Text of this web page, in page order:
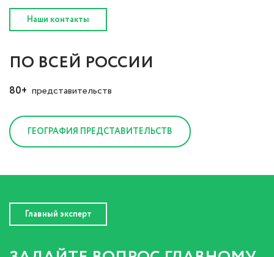
Наши контакты
ПО ВСЕЙ РОССИИ
80+ представительств
ГЕОГРАФИЯ ПРЕДСТАВИТЕЛЬСТВ
Главный эксперт